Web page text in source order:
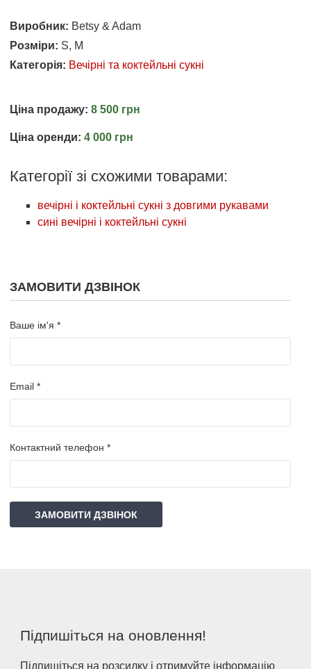
Виробник: Betsy & Adam
Розміри: S, M
Категорія: Вечірні та коктейльні сукні
Ціна продажу: 8 500 грн
Ціна оренди: 4 000 грн
Категорії зі схожими товарами:
вечірні і коктейльні сукні з довгими рукавами
сині вечірні і коктейльні сукні
ЗАМОВИТИ ДЗВІНОК
Ваше ім'я *
Email *
Контактний телефон *
ЗАМОВИТИ ДЗВІНОК
Підпишіться на оновлення!
Підпишіться на розсилку і отримуйте інформацію